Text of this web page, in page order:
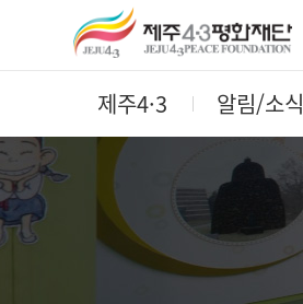
제주4·3 알림/소식